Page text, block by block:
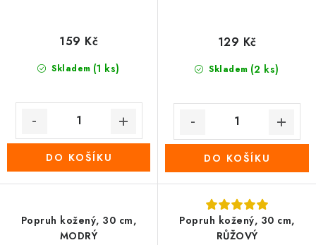
Skladem (1 ks)
159 Kč
DO KOŠÍKU
Skladem (2 ks)
129 Kč
DO KOŠÍKU
Popruh kožený, 30 cm,
MODRÝ
Popruh kožený, 30 cm,
RŮŽOVÝ